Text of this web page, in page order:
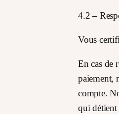
4.2 –
Vous
En cas de
paiement,
compte.
qui détient